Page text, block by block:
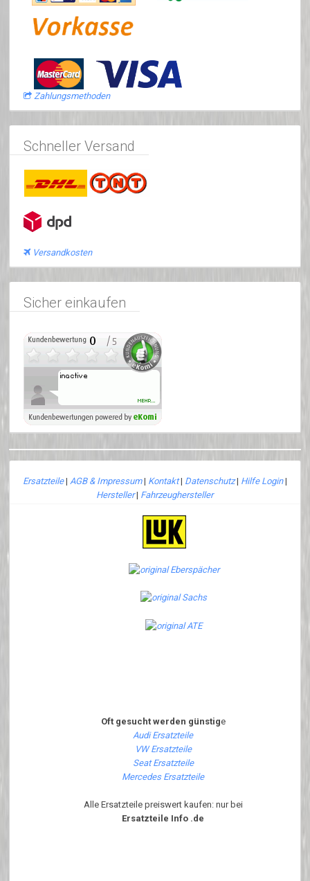
Zahlungsmethoden
Schneller Versand
Versandkosten
Sicher einkaufen
Ersatzteile| AGB & Impressum| Kontakt| Datenschutz| Hilfe Login|
Hersteller| Fahrzeughersteller
Oft gesucht werden günstige
Audi Ersatzteile
VW Ersatzteile
Seat Ersatzteile
Mercedes Ersatzteile
Alle Ersatzteile preiswert kaufen: nur bei
Ersatzteile Info .de